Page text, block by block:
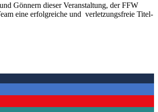
Gönnern dieser Veranstaltung, der FFW
eine erfolgreiche und verletzungsfreie Titel-